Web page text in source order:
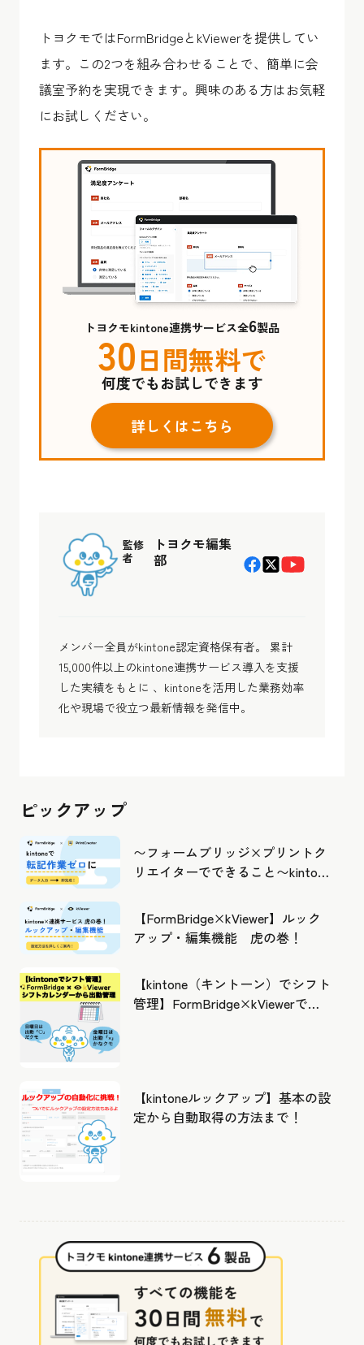
トヨクモではFormBridgeとkViewerを提供してい
ます。この2つを組み合わせることで、簡単に会
議室予約を実現できます。興味のある方はお気軽
にお試しください。
トヨクモkintone連携サービス全6製品
30日間無料で
何度でもお試しできます
詳しくはこちら
監修
者
トヨクモ編集
部
メンバー全員がkintone認定資格保有者。 累計
15,000件以上のkintone連携サービス導入を支援
した実績をもとに 、kintoneを活用した業務効率
化や現場で役立つ最新情報を発信中。
ピックアップ
〜フォームブリッジ×プリントク
リエイターでできること〜kintone
【FormBridge×kViewer】ルック
アップ・編集機能 虎の巻！
【kintone（キントーン）でシフト
管理】FormBridge×kViewerで作
【kintoneルックアップ】基本の設
定から自動取得の方法まで！